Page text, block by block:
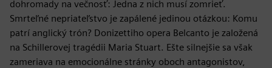
dohromady na večnosť: Jedna z nich musí zomrieť.
Smrteľné nepriateľstvo je zapálené jedinou otázkou: Komu
patrí anglický trón? Donizettiho opera Belcanto je založená
na Schillerovej tragédii Maria Stuart. Ešte silnejšie sa však
zameriava na emocionálne stránky oboch antagonistov,